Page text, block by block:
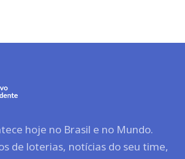
hoje no Brasil e no Mundo.
de loterias, notícias do seu time,